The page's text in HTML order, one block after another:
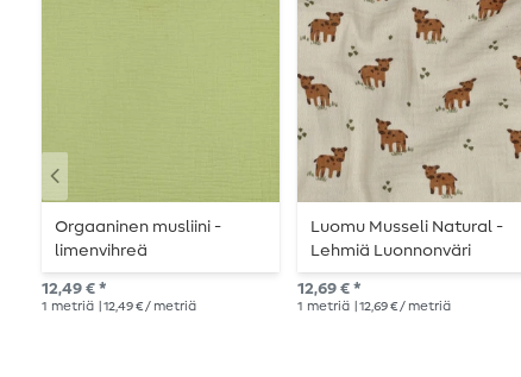
Orgaaninen musliini -
limenvihreä
12,49 € *
1 metriä | 12,49 € / metriä
Luomu Musseli Natural -
Lehmiä Luonnonväri
12,69 € *
1 metriä | 12,69 € / metriä